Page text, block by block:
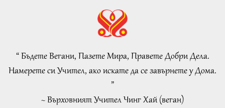
3:46
“Fast Charge” Is Wonderful Way
Whenever Material World Begins
to Feel Too Imposing
Важните Новини 2026-08-05 Преглед
Важните Новини
“ Бъдете Вегани, Пазете Мира, Правете Добри Дела.
Намерете си Учител, ако искате да се завърнете у Дома.
”
~ Върховният Учител Чинг Хай (веган)